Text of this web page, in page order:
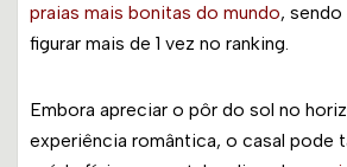
praias mais bonitas do mundo,
figurar mais de 1 vez no ranking.
Embora apreciar o pôr do sol no
experiência romântica, o casal pode